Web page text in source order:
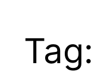
Tag: